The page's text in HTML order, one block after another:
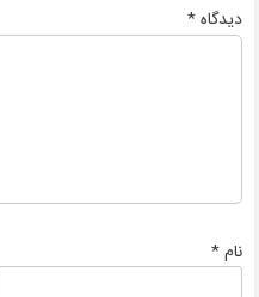
دیدگاه*
نام*